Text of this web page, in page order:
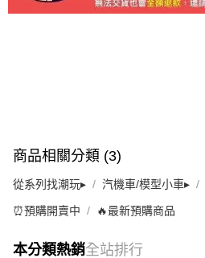
商品相關分類 (3)
從系列找潮玩▸ 汽機車/模型小車▸
⏰預購開賣中 🔥最新預購商品
本分類熱銷全站排行